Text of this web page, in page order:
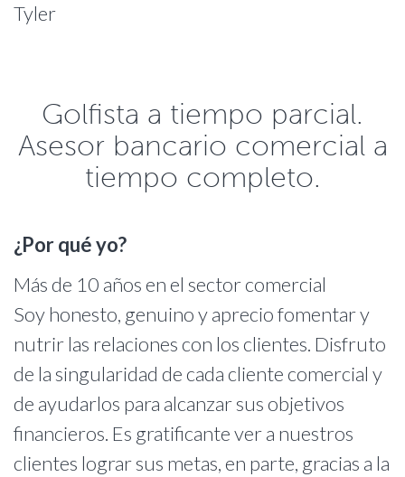
Tyler
Golfista a tiempo parcial.
Asesor bancario comercial a
tiempo completo.
¿Por qué yo?
Más de 10 años en el sector comercial
Soy honesto, genuino y aprecio fomentar y
nutrir las relaciones con los clientes. Disfruto
de la singularidad de cada cliente comercial y
de ayudarlos para alcanzar sus objetivos
financieros. Es gratificante ver a nuestros
clientes lograr sus metas, en parte, gracias a la